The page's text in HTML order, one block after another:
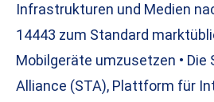
Infrastrukturen und Medien
14443 zum Standard
Mobilgeräte umzusetzen •
Alliance (STA), Plattform für